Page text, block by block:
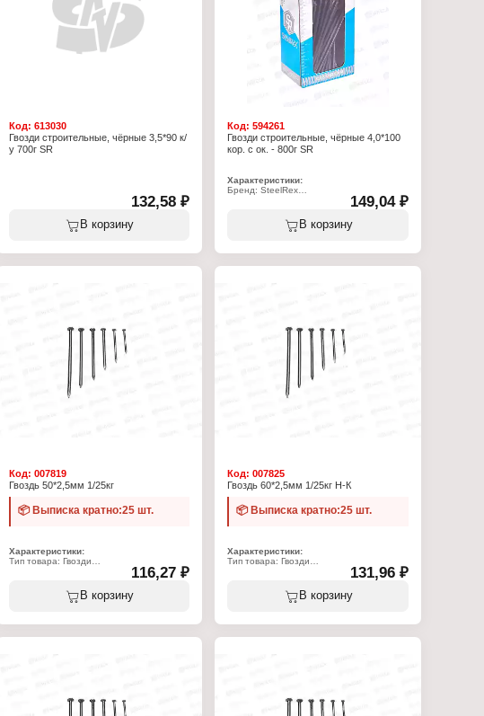
Код: 613030
Гвозди строительные, чёрные 3,5*90 к/
у 700г SR
132,58 ₽
В корзину
Код:594261
Гвозди строительные, чёрные 4,0*100
кор. с ок. - 800г SR
Характеристики:
Бренд: SteelRex
Длина, мм: 100
Диаметр, мм: 4
Упаковка: в коробке
149,04 ₽
В корзину
Код: 007819
Гвоздь 50*2,5мм 1/25кг
📦 Выписка кратно:25 шт.
Характеристики:
Тип товара: Гвозди
Диаметр, мм: 2,5
Материал: сталь
116,27 ₽
В корзину
Код:007825
Гвоздь 60*2,5мм 1/25кг Н-К
📦 Выписка кратно:25 шт.
Характеристики:
Тип товара: Гвозди
Диаметр, мм: 2,5
Материал: сталь
131,96 ₽
В корзину